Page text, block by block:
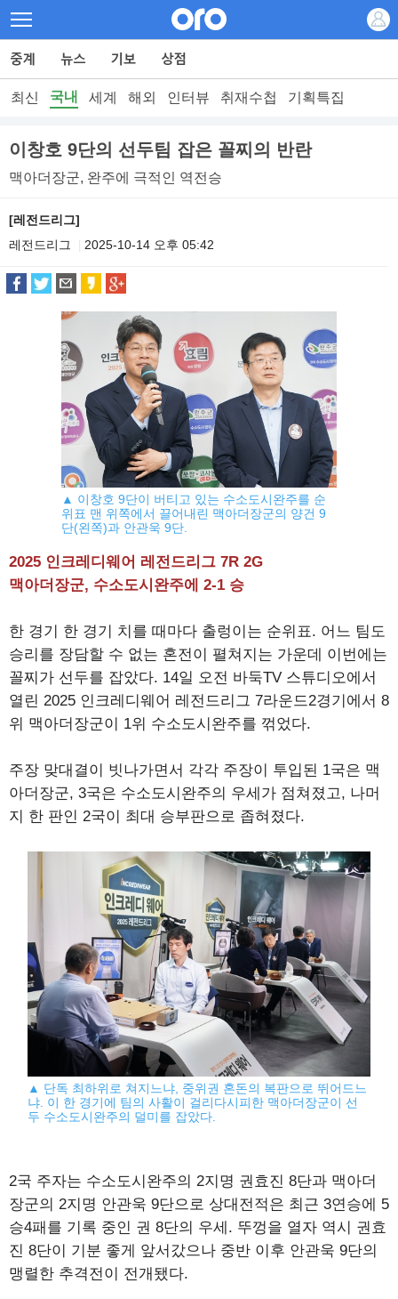
최신 국내 세계 해외 인터뷰 취재수첩 기획특집
이창호 9단의 선두팀 잡은 꼴찌의 반란
맥아더장군, 완주에 극적인 역전승
[레전드리그]
레전드리그
2025-10-14 오후 05:42
▲ 이창호 9단이 버티고 있는 수소도시완주를 순
위표 맨 위쪽에서 끌어내린 맥아더장군의 양건 9
단(왼쪽)과 안관욱 9단.
2025 인크레디웨어 레전드리그 7R 2G
맥아더장군, 수소도시완주에 2-1 승
한 경기 한 경기 치를 때마다 출렁이는 순위표. 어느 팀도
승리를 장담할 수 없는 혼전이 펼쳐지는 가운데 이번에는
꼴찌가 선두를 잡았다. 14일 오전 바둑TV 스튜디오에서
열린 2025 인크레디웨어 레전드리그 7라운드2경기에서 8
위 맥아더장군이 1위 수소도시완주를 꺾었다.
주장 맞대결이 빗나가면서 각각 주장이 투입된 1국은 맥
아더장군, 3국은 수소도시완주의 우세가 점쳐졌고, 나머
지 한 판인 2국이 최대 승부판으로 좁혀졌다.
▲ 단독 최하위로 쳐지느냐, 중위권 혼돈의 복판으로 뛰어드느
냐. 이 한 경기에 팀의 사활이 걸리다시피한 맥아더장군이 선
두 수소도시완주의 덜미를 잡았다.
2국 주자는 수소도시완주의 2지명 권효진 8단과 맥아더
장군의 2지명 안관욱 9단으로 상대전적은 최근 3연승에 5
승4패를 기록 중인 권 8단의 우세. 뚜껑을 열자 역시 권효
진 8단이 기분 좋게 앞서갔으나 중반 이후 안관욱 9단의
맹렬한 추격전이 전개됐다.